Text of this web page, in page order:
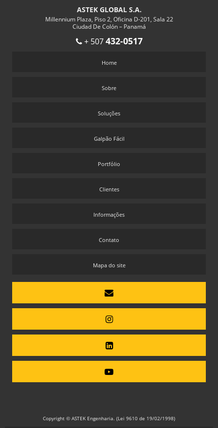
PASSARELA METÁLICA PREÇO
SERVIÇO DE OBRAS DE GALPÃO METÁLICO
ASTEK GLOBAL S.A.
Millennium Plaza, Piso 2, Oficina D-201, Sala 22
Ciudad De Colón – Panamá
+ 507432-0517
Home
Sobre
Soluções
Galpão Fácil
Portfólio
Clientes
Informações
Contato
Mapa do site
Copyright © ASTEK Engenharia. (Lei 9610 de 19/02/1998)